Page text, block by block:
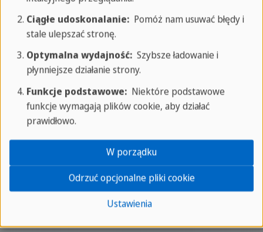
Niezapomniane wycieczki i
doświadczenia
Comino:Odwiedź Błękitną Lagunę, znaną z
akwamarynowych wód i białych piaszczystych plaż.
Wyspa Comino, ulubiona przez turystów, oferuje
również inne piękne plaże, takie jak Santa Marija
Ciągłe udoskonalanie:Pomóż nam usuwać błędy i
stale ulepszać stronę.
Optymalna wydajność:Szybsze ładowanie i
płynniejsze działanie strony.
Funkcje podstawowe:Niektóre podstawowe
funkcje wymagają plików cookie, aby działać
prawidłowo.
Ustawienia
Odrzuć opcjonalne pliki cookie
W porządku